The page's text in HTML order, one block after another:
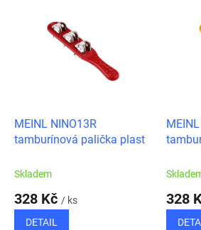
MEINL NINO13R
tamburínová palička plast
Skladem
328 Kč / ks
DETAIL
328